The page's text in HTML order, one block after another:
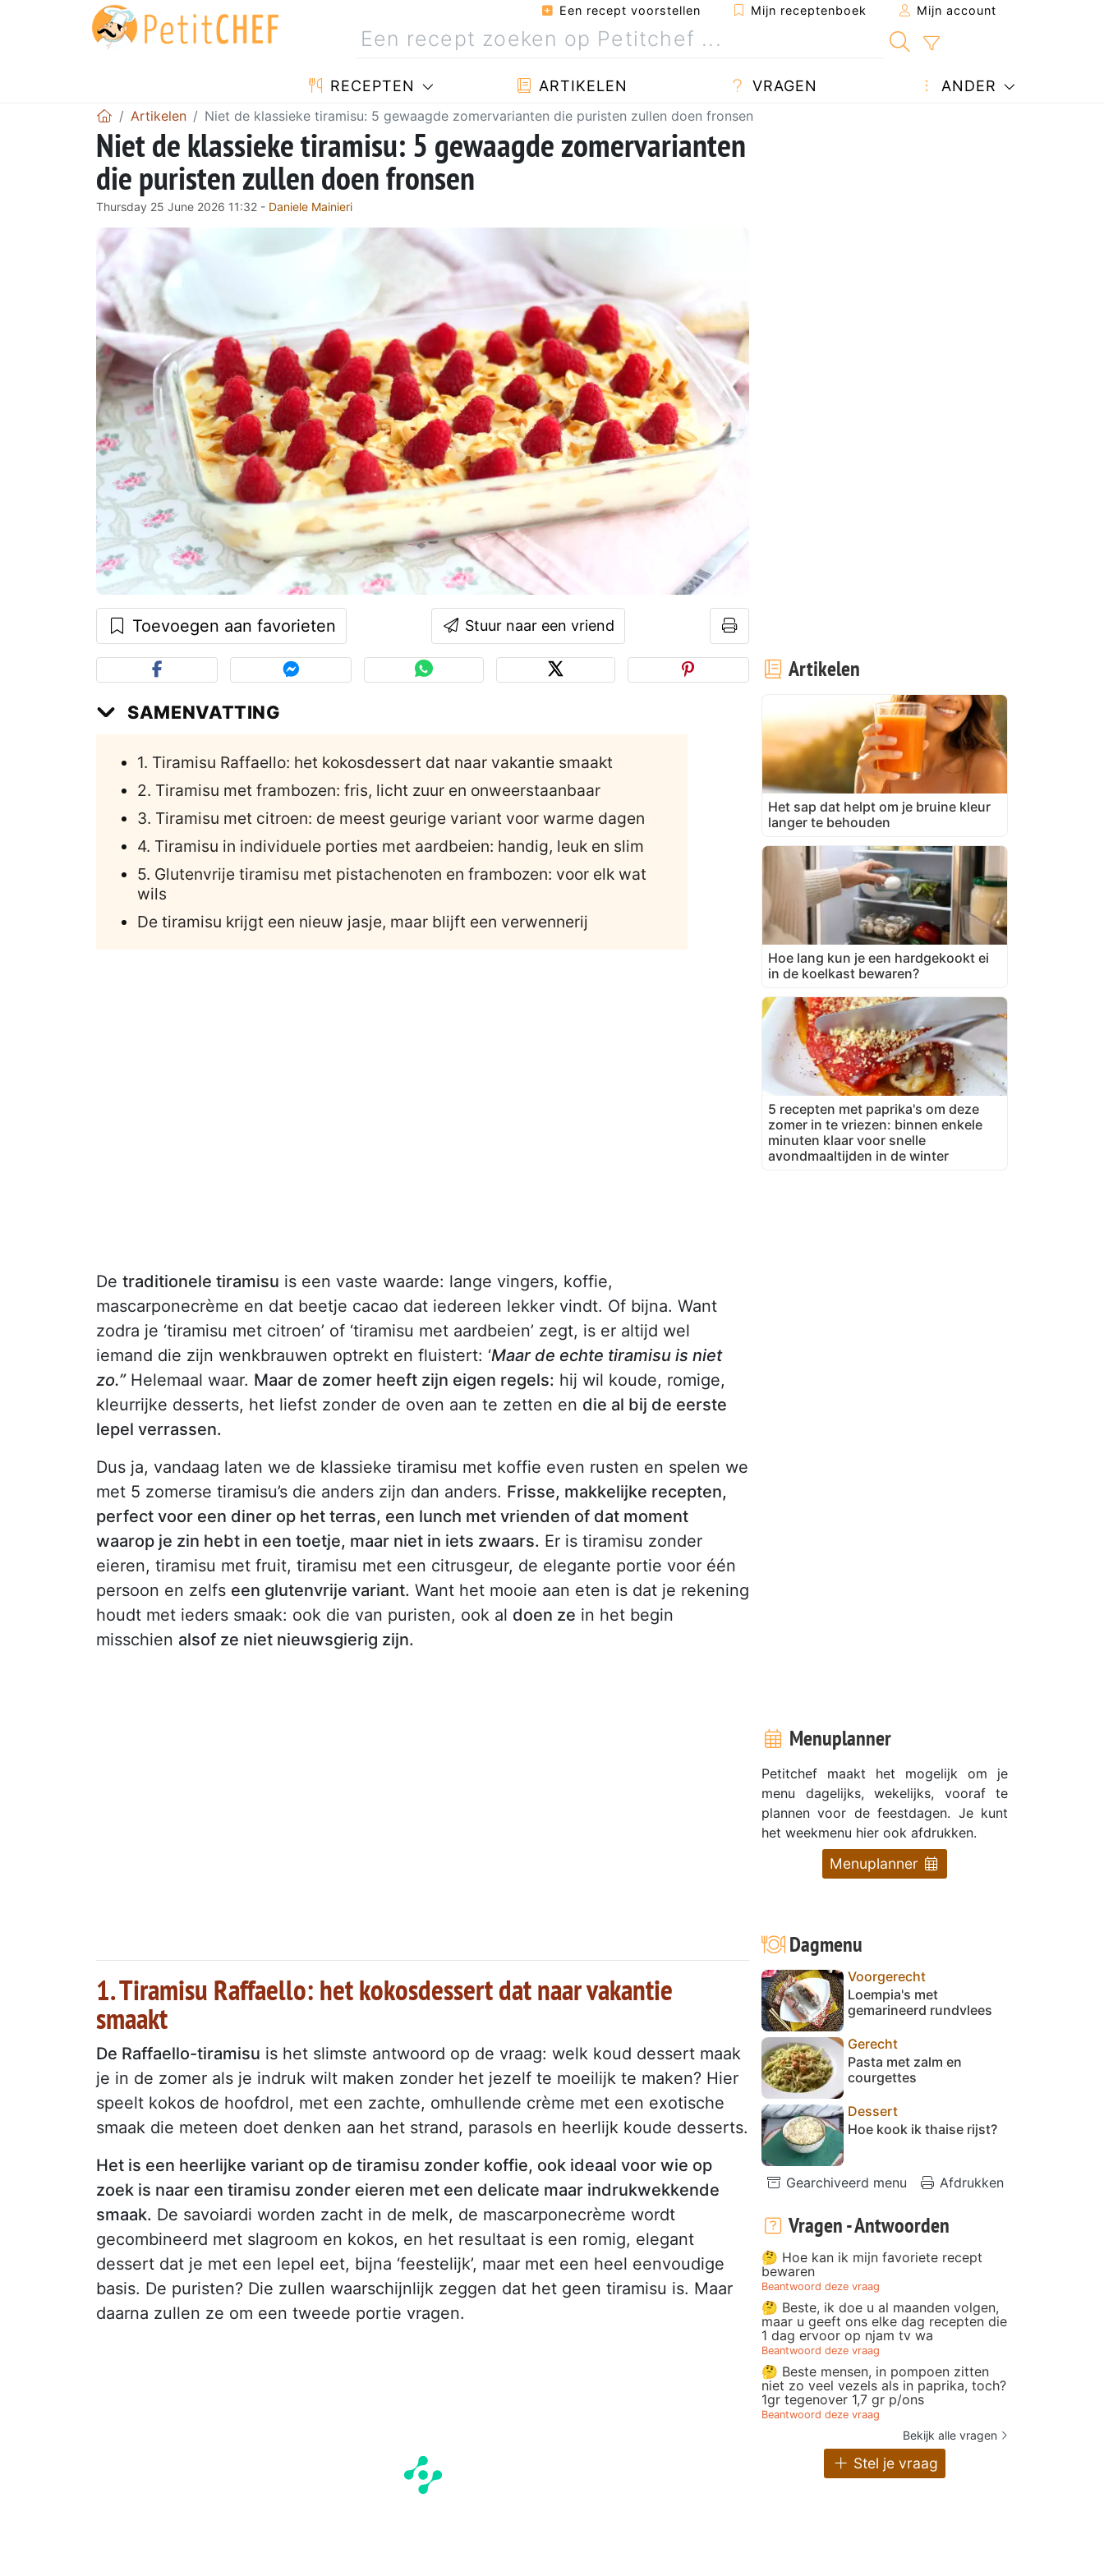
Een recept voorstellen Mijn receptenboek Mijn account
RECEPTEN ARTIKELEN VRAGEN ANDER
Artikelen Niet de klassieke tiramisu: 5 gewaagde zomervarianten die puristen zullen doen fronsen
Niet de klassieke tiramisu: 5 gewaagde zomervarianten
die puristen zullen doen fronsen
Thursday 25 June 2026 11:32 - Daniele Mainieri
Toevoegen aan favorieten Stuur naar een vriend
SAMENVATTING
1. Tiramisu Raffaello: het kokosdessert dat naar vakantie smaakt
2. Tiramisu met frambozen: fris, licht zuur en onweerstaanbaar
3. Tiramisu met citroen: de meest geurige variant voor warme dagen
4. Tiramisu in individuele porties met aardbeien: handig, leuk en slim
5. Glutenvrije tiramisu met pistachenoten en frambozen: voor elk wat
wils
De tiramisu krijgt een nieuw jasje, maar blijft een verwennerij
De traditionele tiramisu is een vaste waarde: lange vingers, koffie,
mascarponecrème en dat beetje cacao dat iedereen lekker vindt. Of bijna. Want
zodra je ‘tiramisu met citroen’ of ‘tiramisu met aardbeien’ zegt, is er altijd wel
iemand die zijn wenkbrauwen optrekt en fluistert: ‘Maar de echte tiramisu is niet
zo.”Helemaal waar. Maar de zomer heeft zijn eigen regels: hij wil koude, romige,
kleurrijke desserts, het liefst zonder de oven aan te zetten en die al bij de eerste
lepel verrassen.
Dus ja, vandaag laten we de klassieke tiramisu met koffie even rusten en spelen we
met 5 zomerse tiramisu’s die anders zijn dan anders. Frisse, makkelijke recepten,
perfect voor een diner op het terras, een lunch met vrienden of dat moment
waarop je zin hebt in een toetje, maar niet in iets zwaars. Er is tiramisu zonder
eieren, tiramisu met fruit, tiramisu met een citrusgeur, de elegante portie voor één
persoon en zelfs een glutenvrije variant. Want het mooie aan eten is dat je rekening
houdt met ieders smaak: ook die van puristen, ook al doen ze in het begin
misschien alsof ze niet nieuwsgierig zijn.
1. Tiramisu Raffaello: het kokosdessert dat naar vakantie
smaakt
De Raffaello-tiramisu is het slimste antwoord op de vraag: welk koud dessert maak
je in de zomer als je indruk wilt maken zonder het jezelf te moeilijk te maken? Hier
speelt kokos de hoofdrol, met een zachte, omhullende crème met een exotische
smaak die meteen doet denken aan het strand, parasols en heerlijk koude desserts.
Het is een heerlijke variant op de tiramisu zonder koffie, ook ideaal voor wie op
zoek is naar een tiramisu zonder eieren met een delicate maar indrukwekkende
smaak. De savoiardi worden zacht in de melk, de mascarponecrème wordt
gecombineerd met slagroom en kokos, en het resultaat is een romig, elegant
dessert dat je met een lepel eet, bijna ‘feestelijk’, maar met een heel eenvoudige
basis. De puristen? Die zullen waarschijnlijk zeggen dat het geen tiramisu is. Maar
daarna zullen ze om een tweede portie vragen.
Artikelen
Het sap dat helpt om je bruine kleur
langer te behouden
Hoe lang kun je een hardgekookt ei
in de koelkast bewaren?
5 recepten met paprika's om deze
zomer in te vriezen: binnen enkele
minuten klaar voor snelle
avondmaaltijden in de winter
Menuplanner
Petitchef maakt het mogelijk om je
menu dagelijks, wekelijks, vooraf te
plannen voor de feestdagen. Je kunt
het weekmenu hier ook afdrukken.
Menuplanner
Dagmenu
Voorgerecht
Loempia's met
gemarineerd rundvlees
Gerecht
Pasta met zalm en
courgettes
Dessert
Hoe kook ik thaise rijst?
Gearchiveerd menu Afdrukken
Vragen - Antwoorden
🤔 Hoe kan ik mijn favoriete recept
bewaren
Beantwoord deze vraag
🤔 Beste, ik doe u al maanden volgen,
maar u geeft ons elke dag recepten die
1 dag ervoor op njam tv wa
Beantwoord deze vraag
🤔 Beste mensen, in pompoen zitten
niet zo veel vezels als in paprika, toch?
1gr tegenover 1,7 gr p/ons
Beantwoord deze vraag
Bekijk alle vragen
Stel je vraag